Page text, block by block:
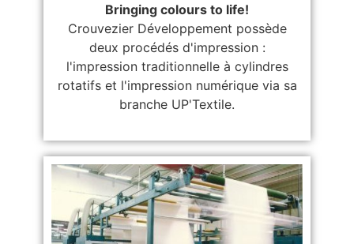
Bringing colours to life!
Crouvezier Développement possède
deux procédés d'impression :
l'impression traditionnelle à cylindres
rotatifs et l'impression numérique via sa
branche UP'Textile.